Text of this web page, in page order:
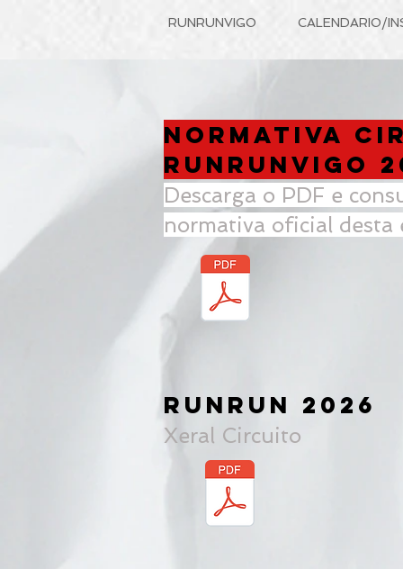
RUNRUNVIGO CALENDARIO/
NORMATIVA
RUNRUNVIGO
Descarga o PDF e
normativa oficial desta
RUNRUN 2026
Xeral Circuito